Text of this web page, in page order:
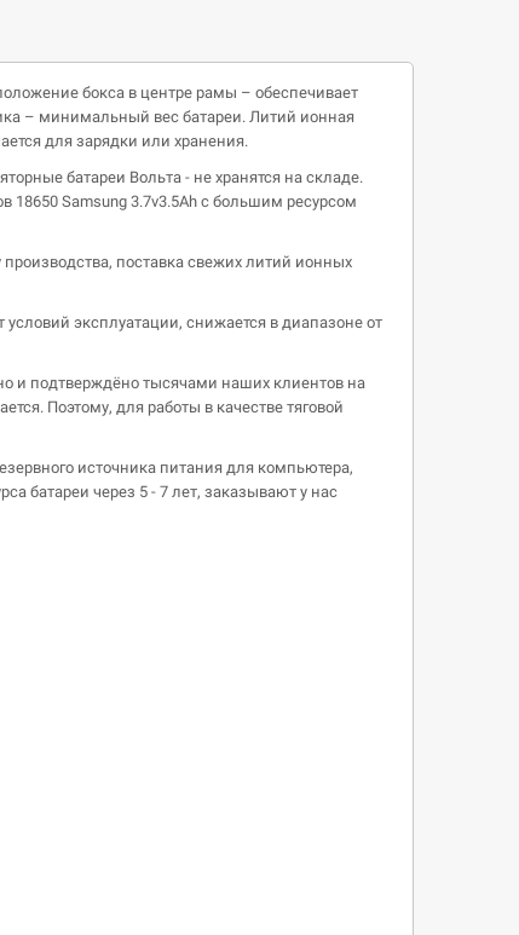
бокса в центре рамы – обеспечивает
– минимальный вес батареи. Литий ионная
для зарядки или хранения.
батареи Вольта - не хранятся на складе.
18650 Samsung 3.7v3.5Ah с большим ресурсом
производства, поставка свежих литий ионных
эксплуатации, снижается в диапазоне от
и подтверждёно тысячами наших клиентов на
Поэтому, для работы в качестве тяговой
источника питания для компьютера,
батареи через 5 - 7 лет, заказывают у нас